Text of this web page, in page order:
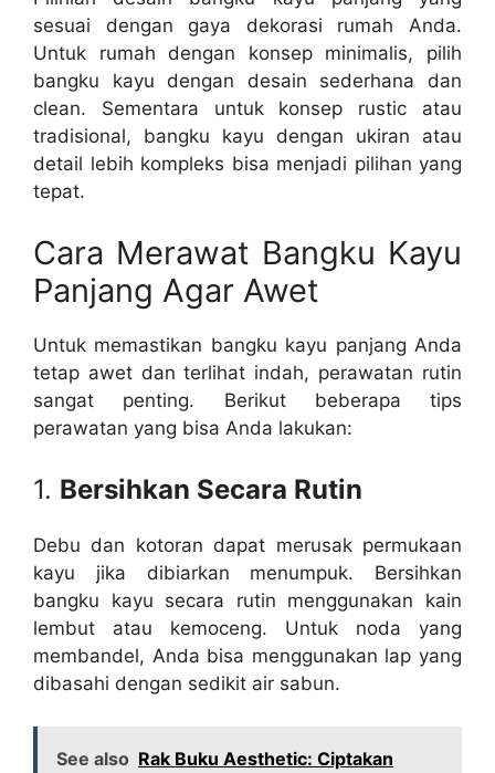
sesuai dengan gaya dekorasi rumah Anda.
Untuk rumah dengan konsep minimalis, pilih
bangku kayu dengan desain sederhana dan
clean. Sementara untuk konsep rustic atau
tradisional, bangku kayu dengan ukiran atau
detail lebih kompleks bisa menjadi pilihan yang
tepat.
Cara Merawat Bangku Kayu
Panjang Agar Awet
Untuk memastikan bangku kayu panjang Anda
tetap awet dan terlihat indah, perawatan rutin
sangat penting. Berikut beberapa tips
perawatan yang bisa Anda lakukan:
1. Bersihkan Secara Rutin
Debu dan kotoran dapat merusak permukaan
kayu jika dibiarkan menumpuk. Bersihkan
bangku kayu secara rutin menggunakan kain
lembut atau kemoceng. Untuk noda yang
membandel, Anda bisa menggunakan lap yang
dibasahi dengan sedikit air sabun.
See also Rak Buku Aesthetic: Ciptakan